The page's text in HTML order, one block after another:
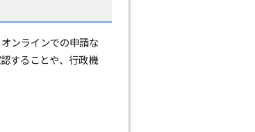
ンラインでの申請な
することや、行政機